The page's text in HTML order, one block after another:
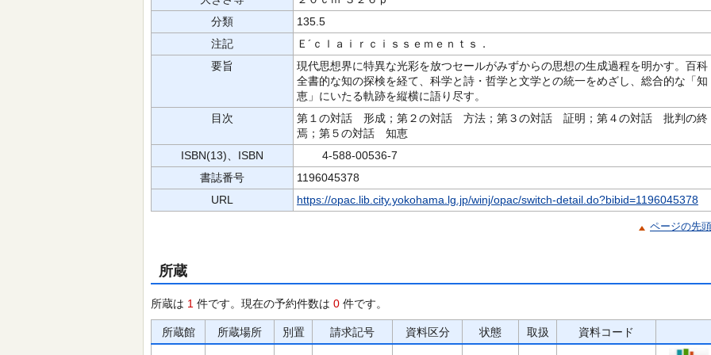
分類
135.5
注記
Ｅ´ｃｌａｉｒｃｉｓｓｅｍｅｎｔｓ．
要旨
現代思想界に特異な光彩を放つセールがみずからの思想の生成過程を明かす。百科
全書的な知の探検を経て、科学と詩・哲学と文学との統一をめざし、総合的な「知
恵」にいたる軌跡を縦横に語り尽す。
目次
第１の対話 形成；第２の対話 方法；第３の対話 証明；第４の対話 批判の終
焉；第５の対話 知恵
ISBN(13)、ISBN
4-588-00536-7
書誌番号
1196045378
URL
https://opac.lib.city.yokohama.lg.jp/winj/opac/switch-detail.do?bibid=1196045378
ページの先
所蔵
所蔵は 1 件です。現在の予約件数は 0 件です。
所蔵館 所蔵場所 別置 請求記号 資料区分 状態 取扱 資料コード